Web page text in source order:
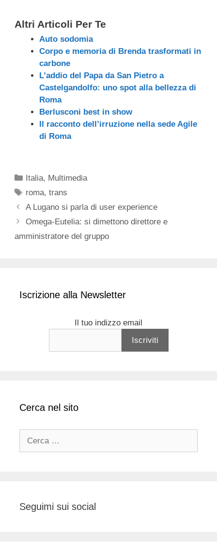
Altri Articoli Per Te
Auto sodomia
Corpo e memoria di Brenda trasformati in
carbone
L’addio del Papa da San Pietro a
Castelgandolfo: uno spot alla bellezza di
Roma
Berlusconi best in show
Il racconto dell’irruzione nella sede Agile
di Roma
Categorie
Italia, Multimedia
Tag
roma,trans
A Lugano si parla di user experience
Omega-Eutelia: si dimettono direttore e
amministratore del gruppo
Iscrizione alla Newsletter
Il tuo indizzo email
Cerca nel sito
Seguimi sui social